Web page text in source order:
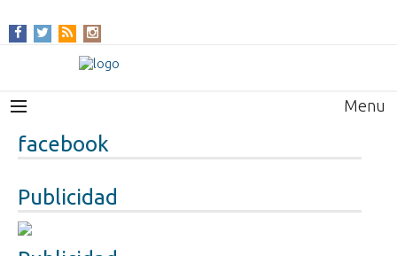
Menu
facebook
Publicidad